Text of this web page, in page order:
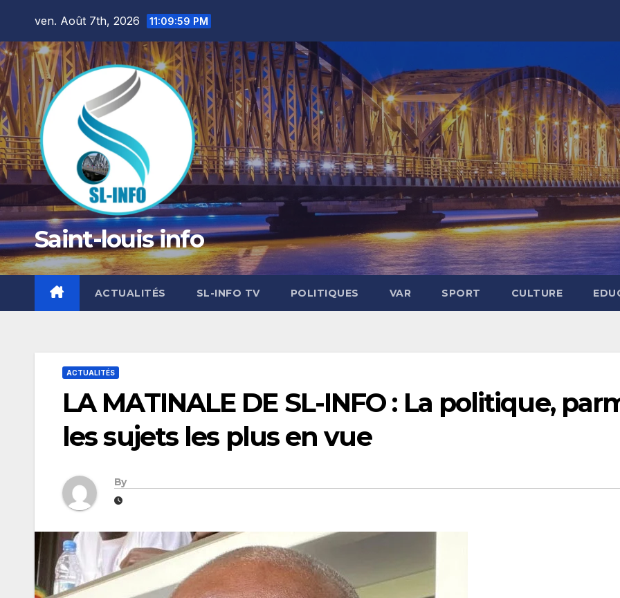
content
ven. Août 7th, 2026 11:10:01 PM
Saint-louis info
ACTUALITÉS SL-INFO TV POLITIQUES VAR SPORT CULTURE
ACTUALITÉS
LA MATINALE DE SL-INFO : La politique,
les sujets les plus en vue
By